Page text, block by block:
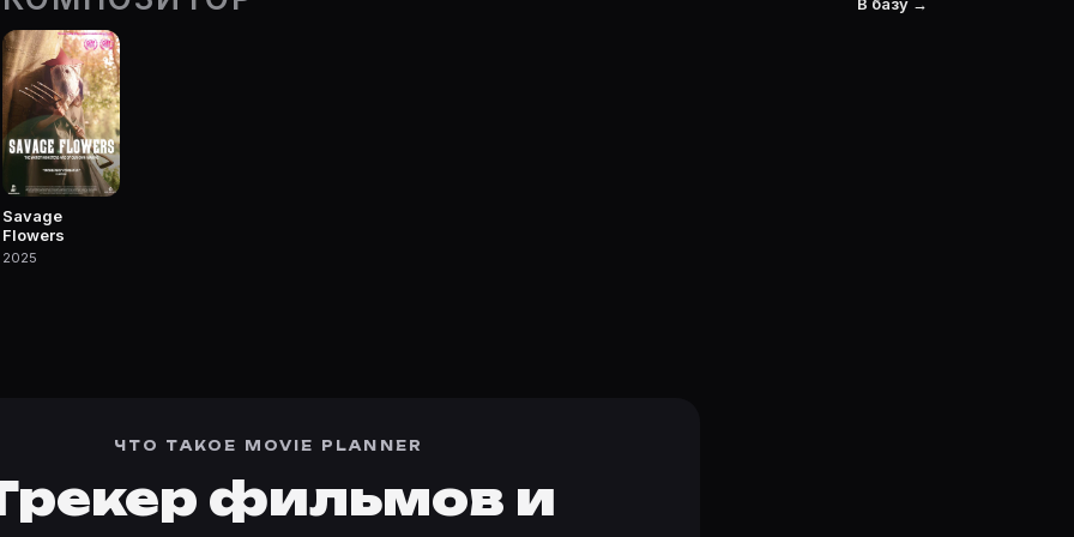
Planner.
сериалы, роли и фото.
Savage
Flowers
2025
ЧТО ТАКОЕ MOVIE PLANNER
фильмов и